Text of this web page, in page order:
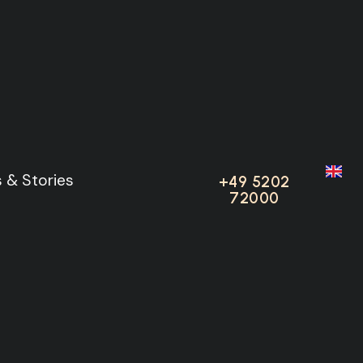
& Stories
+49 5202
72000
& Stories
+49 5202
72000